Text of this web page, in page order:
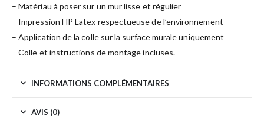
– Matériau à poser sur un mur lisse et régulier
– Impression HP Latex respectueuse de l’environnement
– Application de la colle sur la surface murale uniquement
– Colle et instructions de montage incluses.
INFORMATIONS COMPLÉMENTAIRES
AVIS (0)